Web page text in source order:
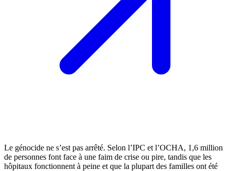
Le génocide ne s’est pas arrêté. Selon l’IPC et l’OCHA, 1,6 million
de personnes font face à une faim de crise ou pire, tandis que les
hôpitaux fonctionnent à peine et que la plupart des familles ont été